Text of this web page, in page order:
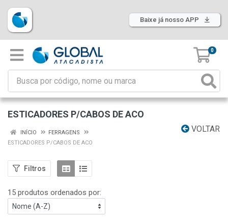
Baixe já nosso APP
0
ESTICADORES P/CABOS DE ACO
VOLTAR
INÍCIO
FERRAGENS
ESTICADORES P/CABOS DE ACO
Filtros
15 produtos ordenados por: